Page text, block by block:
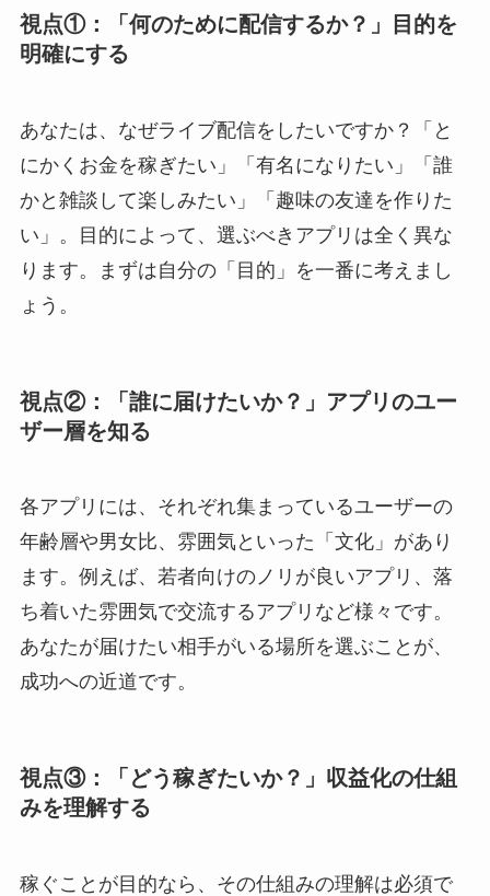
視点①：「何のために配信するか？」目的を
明確にする
あなたは、なぜライブ配信をしたいですか？「と
にかくお金を稼ぎたい」「有名になりたい」「誰
かと雑談して楽しみたい」「趣味の友達を作りた
い」。目的によって、選ぶべきアプリは全く異な
ります。まずは自分の「目的」を一番に考えまし
ょう。
視点②：「誰に届けたいか？」アプリのユー
ザー層を知る
各アプリには、それぞれ集まっているユーザーの
年齢層や男女比、雰囲気といった「文化」があり
ます。例えば、若者向けのノリが良いアプリ、落
ち着いた雰囲気で交流するアプリなど様々です。
あなたが届けたい相手がいる場所を選ぶことが、
成功への近道です。
視点③：「どう稼ぎたいか？」収益化の仕組
みを理解する
稼ぐことが目的なら、その仕組みの理解は必須で